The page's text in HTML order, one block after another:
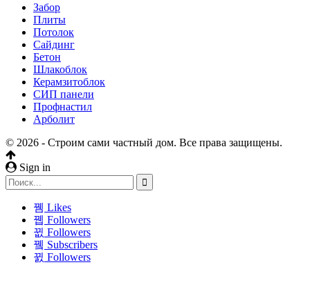
Забор
Плиты
Потолок
Сайдинг
Бетон
Шлакоблок
Керамзитоблок
СИП панели
Профнастил
Арболит
© 2026 - Строим сами частный дом. Все права защищены.
Sign in
Likes
Followers
Followers
Subscribers
Followers